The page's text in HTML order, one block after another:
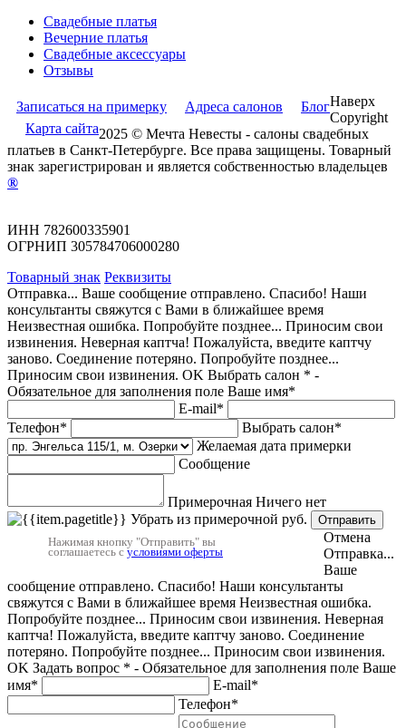
Свадебные платья
Вечерние платья
Cвадебные аксессуары
Отзывы
Записаться на примерку Адреса салонов
Блог
Карта сайта
Наверх
Copyright
2025 © Мечта Невесты - салоны свадебных
платьев в Санкт-Петербурге. Все права защищены. Товарный
знак зарегистрирован и является собственностью владельцев
®
ИНН 782600335901
ОГРНИП 305784706000280
Товарный знак Реквизиты
Отправка... Ваше сообщение отправлено. Спасибо! Наши
консультанты свяжутся с Вами в ближайшее время
Неизвестная ошибка. Попробуйте позднее... Приносим свои
извинения. Неверная каптча! Пожалуйста, введите каптчу
заново. Соединение потеряно. Попробуйте позднее...
Приносим свои извинения. OK Выбрать салон * -
Обязательное для заполнения поле Ваше имя*
E-mail*
Телефон*
Выбрать салон*
Желаемая дата примерки
Сообщение
Примерочная Ничего нет
Убрать из примерочной руб.
Нажимая кнопку "Отправить" вы
соглашаетесь с условиями оферты
Отправить
Отмена
Отправка...
Ваше
сообщение отправлено. Спасибо! Наши консультанты
свяжутся с Вами в ближайшее время Неизвестная ошибка.
Попробуйте позднее... Приносим свои извинения. Неверная
каптча! Пожалуйста, введите каптчу заново. Соединение
потеряно. Попробуйте позднее... Приносим свои извинения.
OK Задать вопрос * - Обязательное для заполнения поле Ваше
имя*
E-mail*
Телефон*